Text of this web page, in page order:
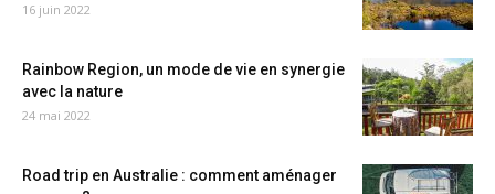
16 juin 2022
Rainbow Region, un mode de vie en synergie
avec la nature
24 mai 2022
Road trip en Australie : comment aménager